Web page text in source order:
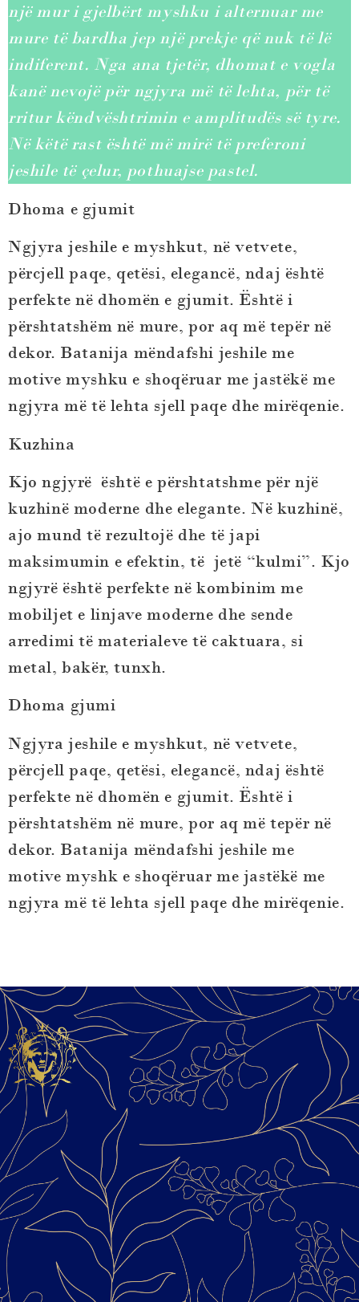
një mur i gjelbërt myshku i alternuar me
mure të bardha jep një prekje që nuk të lë
indiferent. Nga ana tjetër, dhomat e vogla
kanë nevojë për ngjyra më të lehta, për të
rritur këndvështrimin e amplitudës së tyre.
Në këtë rast është më mirë të preferoni
jeshile të çelur, pothuajse pastel.
Dhoma e gjumit
Ngjyra jeshile e myshkut, në vetvete,
përcjell paqe, qetësi, elegancë, ndaj është
perfekte në dhomën e gjumit. Është i
përshtatshëm në mure, por aq më tepër në
dekor. Batanija mëndafshi jeshile me
motive myshku e shoqëruar me jastëkë me
ngjyra më të lehta sjell paqe dhe mirëqenie.
Kuzhina
Kjo ngjyrë është e përshtatshme për një
kuzhinë moderne dhe elegante. Në kuzhinë,
ajo mund të rezultojë dhe të japi
maksimumin e efektin, të jetë “kulmi”. Kjo
ngjyrë është perfekte në kombinim me
mobiljet e linjave moderne dhe sende
arredimi të materialeve të caktuara, si
metal, bakër, tunxh.
Dhoma gjumi
Ngjyra jeshile e myshkut, në vetvete,
përcjell paqe, qetësi, elegancë, ndaj është
perfekte në dhomën e gjumit. Është i
përshtatshëm në mure, por aq më tepër në
dekor. Batanija mëndafshi jeshile me
motive myshk e shoqëruar me jastëkë me
ngjyra më të lehta sjell paqe dhe mirëqenie.